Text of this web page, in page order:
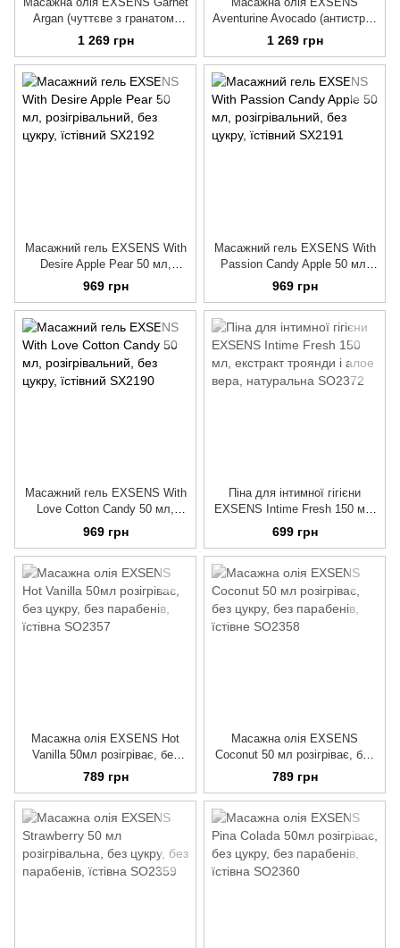
Argan (чуттєве з гранатом)
100мл, натуральна
1 269 грн
Aventurine Avocado (антистрес
з авантюрином) 100мл,
натуральна
1 269 грн
Масажний гель EXSENS With
Desire Apple Pear 50 мл,
розігрівальний, без цукру,
їстівний
969 грн
Масажний гель EXSENS With
Passion Candy Apple 50 мл,
розігрівальний, без цукру,
їстівний
969 грн
Масажний гель EXSENS With
Love Cotton Candy 50 мл,
розігрівальний, без цукру,
їстівний
969 грн
Піна для інтимної гігієни
EXSENS Intime Fresh 150 мл,
екстракт троянди і алое вера,
натуральна
699 грн
Масажна олія EXSENS Hot
Vanilla 50мл розігріває, без
цукру, без парабенів, їстівна
789 грн
Масажна олія EXSENS
Coconut 50 мл розігріває, без
цукру, без парабенів, їстівне
789 грн